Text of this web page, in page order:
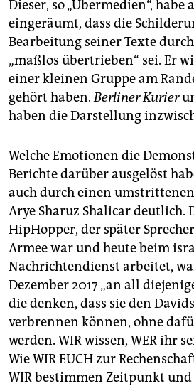
Dieser, so „Übermedien“, habe
eingeräumt, dass die
Bearbeitung seiner Texte
„maßlos übertrieben“ sei. Er
einer kleinen Gruppe am
gehört haben.Berliner Kurier
haben die Darstellung
Welche Emotionen die
Berichte darüber ausgelöst
auch durch einen umstrittenen
Arye Sharuz Shalicar deutlich.
HipHopper, der später
Armee war und heute beim
Nachrichtendienst arbeitet,
Dezember 2017 „an all
die denken, dass sie den
verbrennen können, ohne
werden. WIR wissen, WER ihr
Wie WIR EUCH zur
WIR bestimmen Zeitpunkt